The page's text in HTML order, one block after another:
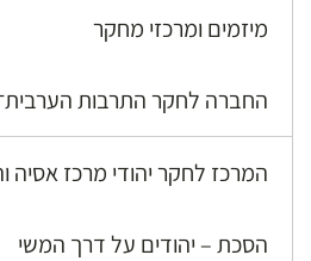
מיזמים ומרכזי מחקר
החברה לחקר התרבות
המרכז לחקר יהודי מרכז אסיה
הסכת – יהודים על דרך המשי